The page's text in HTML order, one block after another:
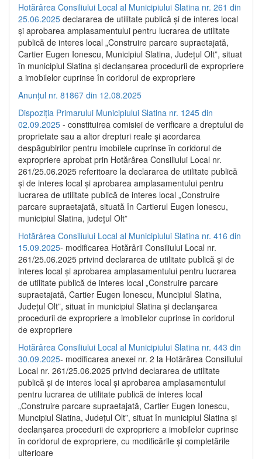
Hotărârea Consiliului Local al Municipiului Slatina nr. 261 din
25.06.2025 declararea de utilitate publică și de interes local
și aprobarea amplasamentului pentru lucrarea de utilitate
publică de interes local „Construire parcare supraetajată,
Cartier Eugen Ionescu, Municipiul Slatina, Județul Olt”, situat
în municipiul Slatina și declanșarea procedurii de expropriere
a imobilelor cuprinse în coridorul de expropriere
Anunțul nr. 81867 din 12.08.2025
Dispoziția Primarului Municipiului Slatina nr. 1245 din
02.09.2025 - constituirea comisiei de verificare a dreptului de
proprietate sau a altor drepturi reale și acordarea
despăgubirilor pentru imobilele cuprinse în coridorul de
expropriere aprobat prin Hotărârea Consiliului Local nr.
261/25.06.2025 referitoare la declararea de utilitate publică
și de interes local și aprobarea amplasamentului pentru
lucrarea de utilitate publică de interes local „Construire
parcare supraetajată, situată în Cartierul Eugen Ionescu,
municipiul Slatina, județul Olt”
Hotărârea Consiliului Local al Municipiului Slatina nr. 416 din
15.09.2025- modificarea Hotărârii Consiliului Local nr.
261/25.06.2025 privind declararea de utilitate publică și de
interes local și aprobarea amplasamentului pentru lucrarea
de utilitate publică de interes local „Construire parcare
supraetajată, Cartier Eugen Ionescu, Muncipiul Slatina,
Județul Olt”, situat în municipiul Slatina și declanșarea
procedurii de expropriere a imobilelor cuprinse în coridorul
de expropriere
Hotărârea Consiliului Local al Municipiului Slatina nr. 443 din
30.09.2025- modificarea anexei nr. 2 la Hotărârea Consiliului
Local nr. 261/25.06.2025 privind declararea de utilitate
publică şi de interes local şi aprobarea amplasamentului
pentru lucrarea de utilitate publică de interes local
„Construire parcare supraetajată, Cartier Eugen Ionescu,
Muncipiul Slatina, Judeţul Olt”, situat în municipiul Slatina şi
declanşarea procedurii de expropriere a imobilelor cuprinse
în coridorul de expropriere, cu modificările şi completările
ulterioare